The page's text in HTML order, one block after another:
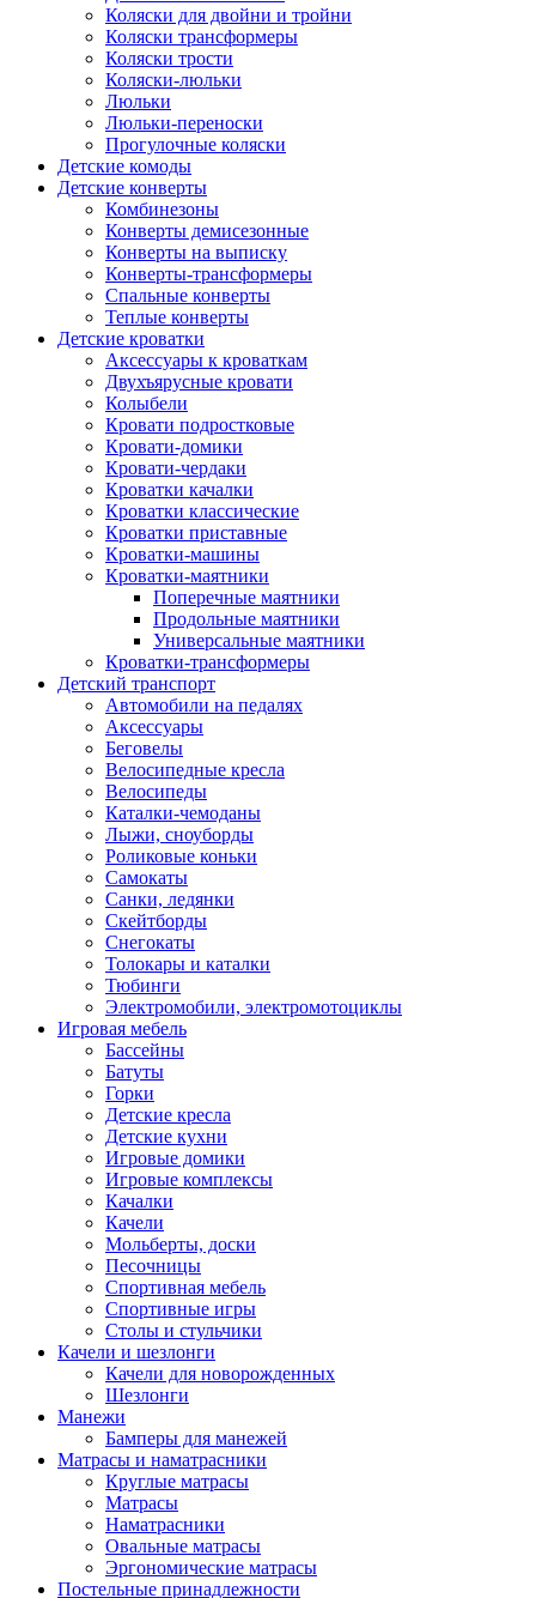
Коляски для двойни и тройни
Коляски трансформеры
Коляски трости
Коляски-люльки
Люльки
Люльки-переноски
Прогулочные коляски
Детские комоды
Детские конверты
Комбинезоны
Конверты демисезонные
Конверты на выписку
Конверты-трансформеры
Спальные конверты
Теплые конверты
Детские кроватки
Аксессуары к кроваткам
Двухъярусные кровати
Колыбели
Кровати подростковые
Кровати-домики
Кровати-чердаки
Кроватки качалки
Кроватки классические
Кроватки приставные
Кроватки-машины
Кроватки-маятники
Поперечные маятники
Продольные маятники
Универсальные маятники
Кроватки-трансформеры
Детский транспорт
Автомобили на педалях
Аксессуары
Беговелы
Велосипедные кресла
Велосипеды
Каталки-чемоданы
Лыжи, сноуборды
Роликовые коньки
Самокаты
Санки, ледянки
Скейтборды
Снегокаты
Толокары и каталки
Тюбинги
Электромобили, электромотоциклы
Игровая мебель
Бассейны
Батуты
Горки
Детские кресла
Детские кухни
Игровые домики
Игровые комплексы
Качалки
Качели
Мольберты, доски
Песочницы
Спортивная мебель
Спортивные игры
Столы и стульчики
Качели и шезлонги
Качели для новорожденных
Шезлонги
Манежи
Бамперы для манежей
Матрасы и наматрасники
Круглые матрасы
Матрасы
Наматрасники
Овальные матрасы
Эргономические матрасы
Постельные принадлежности